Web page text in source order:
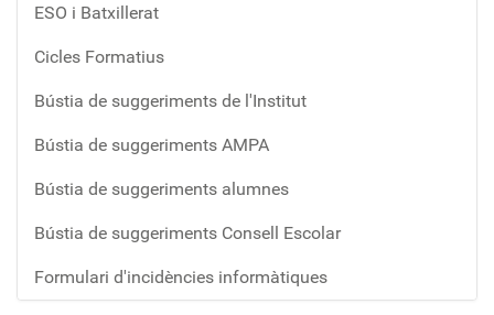
ESO i Batxillerat
Cicles Formatius
Bústia de suggeriments de l'Institut
Bústia de suggeriments AMPA
Bústia de suggeriments alumnes
Bústia de suggeriments Consell Escolar
Formulari d'incidències informàtiques